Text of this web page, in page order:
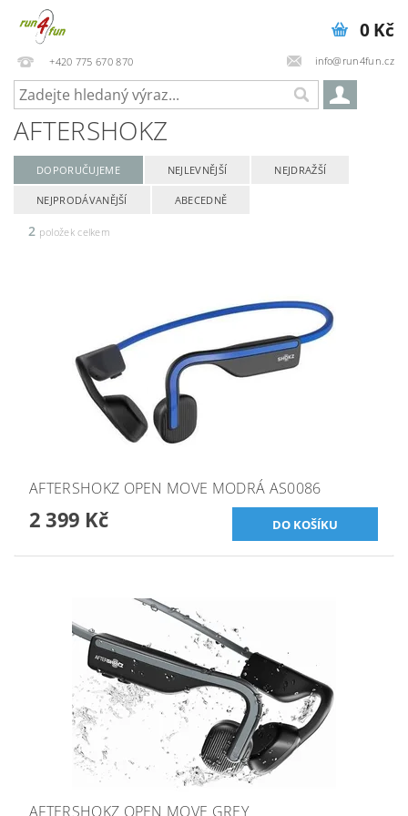
+420 775 670 870 info@run4fun.cz
0 Kč
AFTERSHOKZ
DOPORUČUJEME NEJLEVNĚJŠÍ NEJDRAŽŠÍ
NEJPRODÁVANĚJŠÍ ABECEDNĚ
2 položek celkem
AFTERSHOKZ OPEN MOVE MODRÁ AS0086
2 399 Kč
AFTERSHOKZ OPEN MOVE GREY